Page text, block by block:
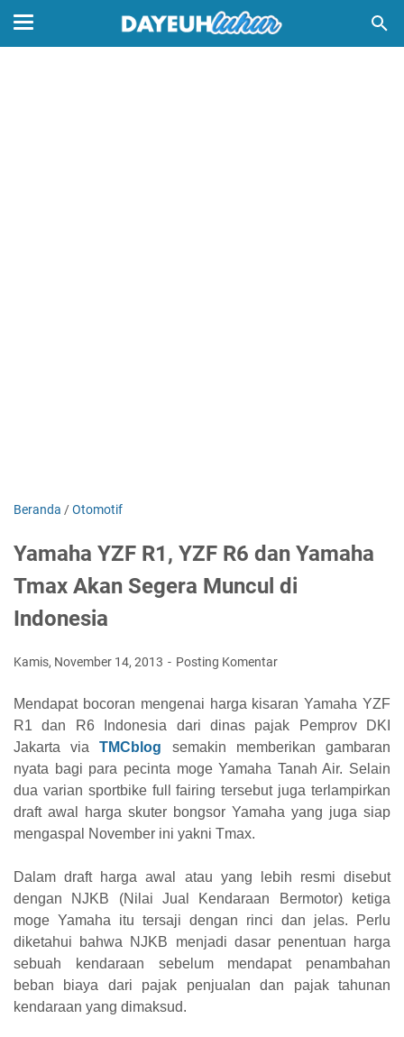
Beranda /Otomotif
Yamaha YZF R1, YZF R6 dan Yamaha
Tmax Akan Segera Muncul di
Indonesia
Kamis, November 14, 2013 Posting Komentar
Mendapat bocoran mengenai harga kisaran Yamaha YZF
R1 dan R6 Indonesia dari dinas pajak Pemprov DKI
Jakarta viaTMCblog
semakin memberikan gambaran
nyata bagi para pecinta moge Yamaha Tanah Air. Selain
dua varian sportbike full fairing tersebut juga terlampirkan
draft awal harga skuter bongsor Yamaha yang juga siap
mengaspal November ini yakni Tmax.
Dalam draft harga awal atau yang lebih resmi disebut
dengan NJKB (Nilai Jual Kendaraan Bermotor) ketiga
moge Yamaha itu tersaji dengan rinci dan jelas. Perlu
diketahui bahwa NJKB menjadi dasar penentuan harga
sebuah kendaraan sebelum mendapat penambahan
beban biaya dari pajak penjualan dan pajak tahunan
kendaraan yang dimaksud.